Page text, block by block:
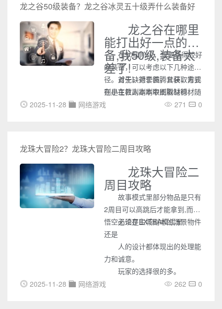
突袭发生的事件。
龙之谷50级装备？龙之谷冰灵五十级弄什么装备好
龙之谷在哪里
能打出好一点的装
备,我50级,装备太
差了!
在50级阶段，想要获得较好
的装备，可以考虑以下几种途
径。首先，对于图腾套装，需要
在小主教副本刷取图腾材料，随
后通过铁匠处进行合成，形成图
对于缺德套装，其获取方式
则是在巨人副本中刷取缺德材
料，随后在铁匠处进行合成。同
271 0
2025-11-28 网络游戏
龙珠大冒险2？龙珠大冒险二周目攻略
龙珠大冒险二
周目攻略
故事模式里部分物品是只有
2周目可以高跳后才能拿到,而小
悟空必须在EXTRA模式里
无论是主城副本的场景物件
还是
人的设计都体现出的处理能
力和诚意。
玩家的选择很的多。
262
0
2025-11-28 网络游戏